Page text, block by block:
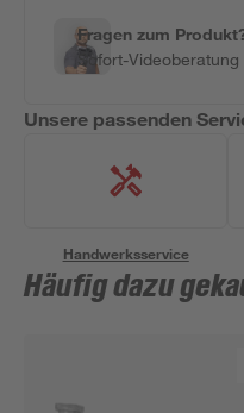
Fragen zum
Sofort-
Unsere passenden
Handwerksservice
Häufig dazu